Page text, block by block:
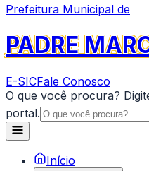
Prefeitura Municipal de
PADRE
E-SICFale Conosco
O que você procura?
portal.
Início